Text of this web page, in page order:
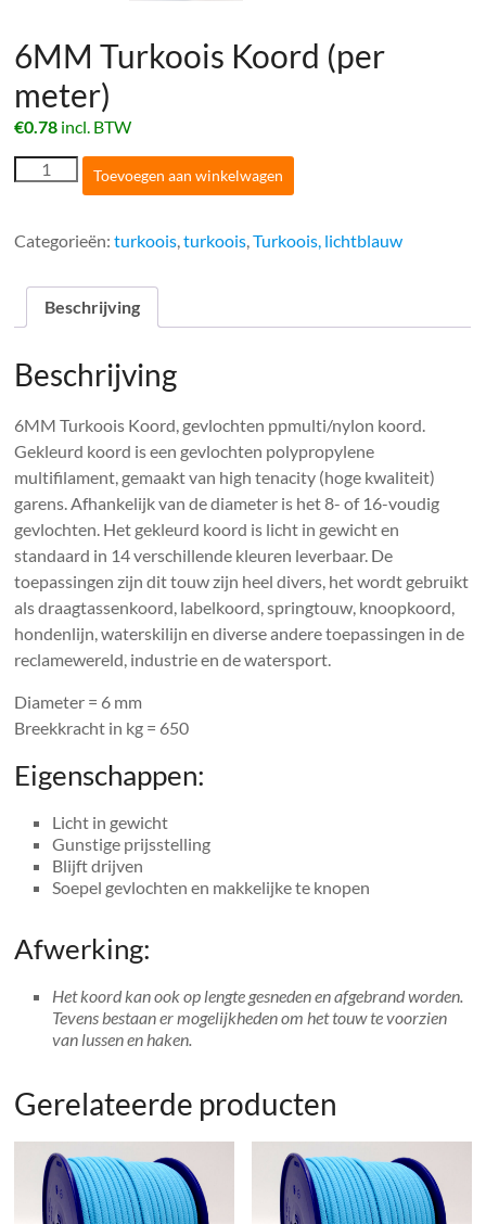
6MM Turkoois Koord (per
meter)
€0.78 incl. BTW
6MM
Turkoois
meter)
Toevoegen aan winkelwagen
Categorieën:turkoois,turkoois,Turkoois, lichtblauw
Beschrijving
Beschrijving
6MM Turkoois Koord, gevlochten ppmulti/nylon koord.
Gekleurd koord is een gevlochten polypropylene
multifilament, gemaakt van high tenacity (hoge kwaliteit)
garens. Afhankelijk van de diameter is het 8- of 16-voudig
gevlochten. Het gekleurd koord is licht in gewicht en
standaard in 14 verschillende kleuren leverbaar. De
toepassingen zijn dit touw zijn heel divers, het wordt gebruikt
als draagtassenkoord, labelkoord, springtouw, knoopkoord,
hondenlijn, waterskilijn en diverse andere toepassingen in de
reclamewereld, industrie en de watersport.
Diameter = 6 mm
Breekkracht in kg = 650
Eigenschappen:
Licht in gewicht
Gunstige prijsstelling
Blijft drijven
Soepel gevlochten en makkelijke te knopen
Afwerking:
Het koord kan ook op lengte gesneden en afgebrand worden.
Tevens bestaan er mogelijkheden om het touw te voorzien
van lussen en haken.
Gerelateerde producten